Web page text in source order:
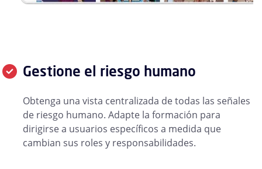
Gestione el riesgo humano
Obtenga una vista centralizada de todas las señales
de riesgo humano. Adapte la formación para
dirigirse a usuarios específicos a medida que
cambian sus roles y responsabilidades.